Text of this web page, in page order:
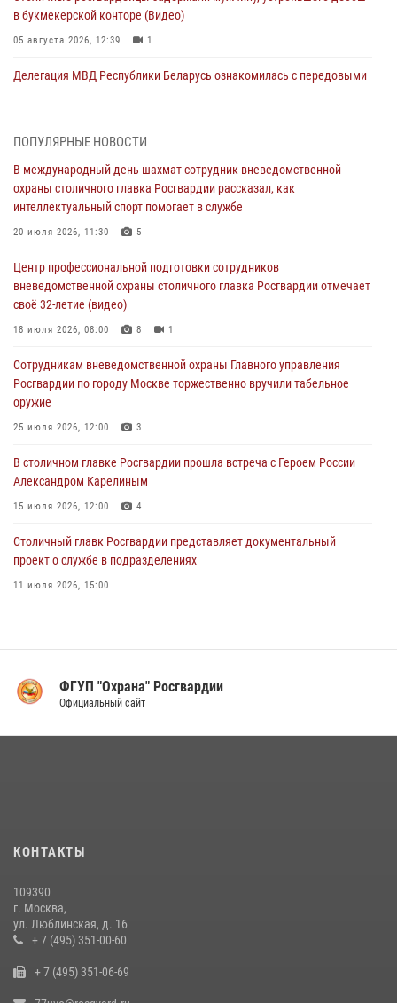
в букмекерской конторе (Видео)
05 августа 2026, 12:39 1
Делегация МВД Республики Беларусь ознакомилась с передовыми
управления Росгвардии по городу Москве заняли первое место в
чемпионате столичного главка ведомства по самбо и боевому
самбо (ВИДЕО)
04 августа 2026, 14:00
В Москве росгвардейцы задержали подозреваемого в нападении
на охранника торгового центра (видео)
04 августа 2026, 08:00
находящегося в федеральном розыске (видео)
03 августа 2026, 12:00
Московские росгвардейцы пришли на помощь семье, у которой
ПОПУЛЯРНЫЕ НОВОСТИ
В международный день шахмат сотрудник вневедомственной
охраны столичного главка Росгвардии рассказал, как
интеллектуальный спорт помогает в службе
20 июля 2026, 11:30 5
Центр профессиональной подготовки сотрудников
вневедомственной охраны столичного главка Росгвардии отмечает
своё 32-летие (видео)
18 июля 2026, 08:00 8 1
Сотрудникам вневедомственной охраны Главного управления
Росгвардии по городу Москве торжественно вручили табельное
оружие
25 июля 2026, 12:00 3
В столичном главке Росгвардии прошла встреча с Героем России
Александром Карелиным
15 июля 2026, 12:00 4
Столичный главк Росгвардии представляет документальный
проект о службе в подразделениях
11 июля 2026, 15:00
В Управлении вневедомственной охраны Росгвардии подвели итоги
В центре столицы сотрудники Росгвардии задержали нарушителей
14 июля 2026, 08:00
В Москве сотрудники Росгвардии оказали помощь девушке,
17 июля 2026, 14:00
ФГУП "Охрана" Росгвардии
Официальный сайт
КОНТАКТЫ
109390
г. Москва,
ул. Люблинская, д. 16
+ 7 (495) 351-00-60
+ 7 (495) 351-06-69